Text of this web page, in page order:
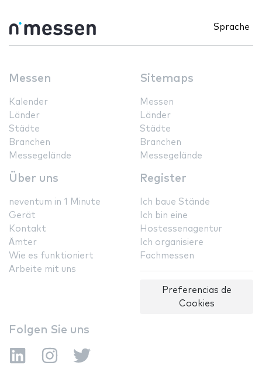
Sprache
Messen
Kalender
Länder
Städte
Branchen
Messegelände
Sitemaps
Messen
Länder
Städte
Branchen
Messegelände
Über uns
neventum in 1 Minute
Gerät
Kontakt
Ämter
Wie es funktioniert
Arbeite mit uns
Register
Ich baue Stände
Ich bin eine
Hostessenagentur
Ich organisiere
Fachmessen
Preferencias de
Cookies
Folgen Sie uns